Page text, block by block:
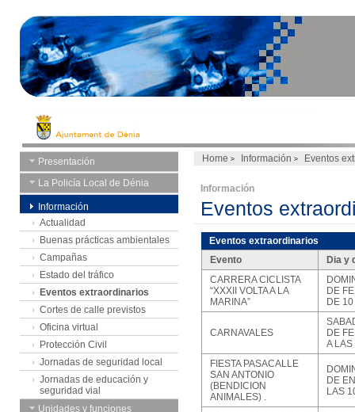
Presentación
La Policía Local de Dénia
Información
Actualidad
Buenas prácticas ambientales
Campañas
Estado del tráfico
Eventos extraordinarios
Cortes de calle previstos
Oficina virtual
Protección Civil
Jornadas de seguridad local
Jornadas de educación y
seguridad vial
Unidades y funciones
Home Información Eventos
Información
Eventos
Eventos extraordinarios
Evento
Dia y
CARRERA CICLISTA
“XXXII VOLTA A LA
MARINA”
DE
DE
CARNAVALES
DE
A
FIESTA PASACALLE
SAN ANTONIO
(BENDICION
ANIMALES) .
DE
LAS